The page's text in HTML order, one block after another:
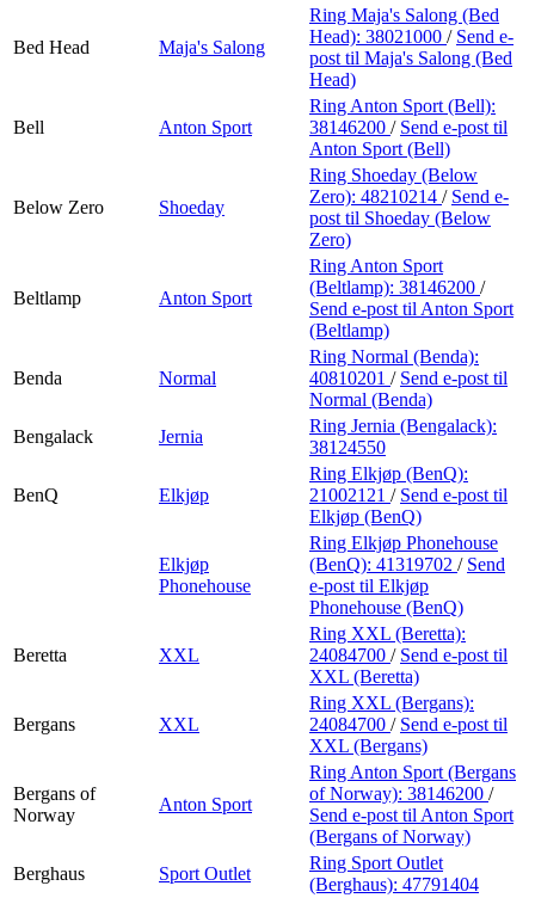
Bed Head Maja's Salong
Ring Maja's Salong (Bed
Head): 38021000 / Send e-
post til Maja's Salong (Bed
Head)
Bell Anton Sport
Ring Anton Sport (Bell):
38146200 / Send e-post til
Anton Sport (Bell)
Below Zero Shoeday
Ring Shoeday (Below
Zero): 48210214 / Send e-
post til Shoeday (Below
Zero)
Beltlamp Anton Sport
Ring Anton Sport
(Beltlamp): 38146200 /
Send e-post til Anton Sport
(Beltlamp)
Benda Normal
Ring Normal (Benda):
40810201 / Send e-post til
Normal (Benda)
Bengalack
Jernia
Ring Jernia (Bengalack):
38124550
BenQ Elkjøp
Ring Elkjøp (BenQ):
21002121 / Send e-post til
Elkjøp (BenQ)
Elkjøp
Phonehouse
Ring Elkjøp Phonehouse
(BenQ): 41319702 / Send
e-post til Elkjøp
Phonehouse (BenQ)
Beretta XXL
Ring XXL (Beretta):
24084700 / Send e-post til
XXL (Beretta)
Bergans XXL
Ring XXL (Bergans):
24084700 / Send e-post til
XXL (Bergans)
Bergans of
Norway
Anton Sport
Ring Anton Sport (Bergans
of Norway): 38146200 /
Send e-post til Anton Sport
(Bergans of Norway)
Berghaus
Sport Outlet
Ring Sport Outlet
(Berghaus): 47791404